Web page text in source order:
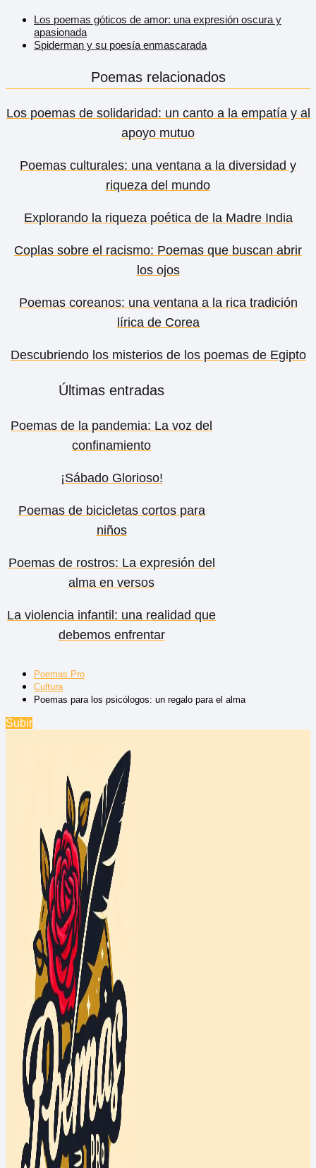
Los poemas góticos de amor: una expresión oscura y
apasionada
Spiderman y su poesía enmascarada
Poemas relacionados
Los poemas de solidaridad: un canto a la empatía y al
apoyo mutuo
Poemas culturales: una ventana a la diversidad y
riqueza del mundo
Explorando la riqueza poética de la Madre India
Coplas sobre el racismo: Poemas que buscan abrir
los ojos
Poemas coreanos: una ventana a la rica tradición
lírica de Corea
Descubriendo los misterios de los poemas de Egipto
Últimas entradas
Poemas de la pandemia: La voz del
confinamiento
¡Sábado Glorioso!
Poemas de bicicletas cortos para
niños
Poemas de rostros: La expresión del
alma en versos
La violencia infantil: una realidad que
debemos enfrentar
Poemas Pro
Cultura
Poemas para los psicólogos: un regalo para el alma
Subir